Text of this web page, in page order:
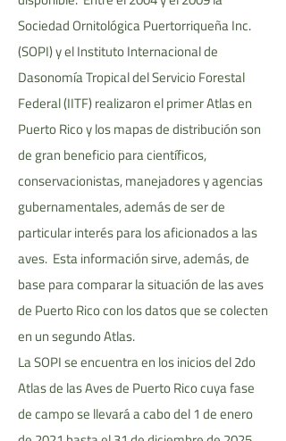
Sociedad Ornitológica Puertorriqueña Inc.
(SOPI) y el Instituto Internacional de
Dasonomía Tropical del Servicio Forestal
Federal (IITF) realizaron el primer Atlas en
Puerto Rico y los mapas de distribución son
de gran beneficio para científicos,
conservacionistas, manejadores y agencias
gubernamentales, además de ser de
particular interés para los aficionados a las
aves. Esta información sirve, además, de
base para comparar la situación de las aves
de Puerto Rico con los datos que se colecten
en un segundo Atlas.
La SOPI se encuentra en los inicios del 2do
Atlas de las Aves de Puerto Rico cuya fase
de campo se llevará a cabo del 1 de enero